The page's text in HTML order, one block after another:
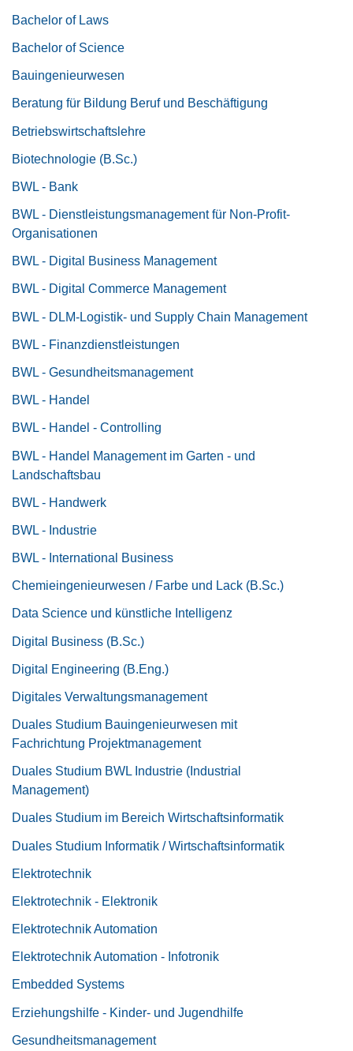
Bachelor of Laws
Bachelor of Science
Bauingenieurwesen
Beratung für Bildung Beruf und Beschäftigung
Betriebswirtschaftslehre
Biotechnologie (B.Sc.)
BWL - Bank
BWL - Dienstleistungsmanagement für Non-Profit-
Organisationen
BWL - Digital Business Management
BWL - Digital Commerce Management
BWL - DLM-Logistik- und Supply Chain Management
BWL - Finanzdienstleistungen
BWL - Gesundheitsmanagement
BWL - Handel
BWL - Handel - Controlling
BWL - Handel Management im Garten - und
Landschaftsbau
BWL - Handwerk
BWL - Industrie
BWL - International Business
Chemieingenieurwesen / Farbe und Lack (B.Sc.)
Data Science und künstliche Intelligenz
Digital Business (B.Sc.)
Digital Engineering (B.Eng.)
Digitales Verwaltungsmanagement
Duales Studium Bauingenieurwesen mit
Fachrichtung Projektmanagement
Duales Studium BWL Industrie (Industrial
Management)
Duales Studium im Bereich Wirtschaftsinformatik
Duales Studium Informatik / Wirtschaftsinformatik
Elektrotechnik
Elektrotechnik - Elektronik
Elektrotechnik Automation
Elektrotechnik Automation - Infotronik
Embedded Systems
Erziehungshilfe - Kinder- und Jugendhilfe
Gesundheitsmanagement